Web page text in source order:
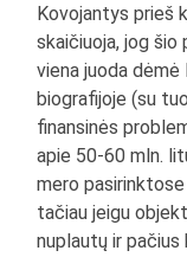
Kovojantys prieš
skaičiuoja, jog
viena juoda dėmė
biografijoje (su
finansinės
apie 50-60 mln.
mero
tačiau jeigu
nuplautų ir pačius